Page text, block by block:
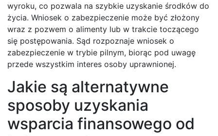
wyroku, co pozwala na szybkie uzyskanie środków do
życia. Wniosek o zabezpieczenie może być złożony
wraz z pozwem o alimenty lub w trakcie toczącego
się postępowania. Sąd rozpoznaje wniosek o
zabezpieczenie w trybie pilnym, biorąc pod uwagę
przede wszystkim interes osoby uprawnionej.
Jakie są alternatywne
sposoby uzyskania
wsparcia finansowego od